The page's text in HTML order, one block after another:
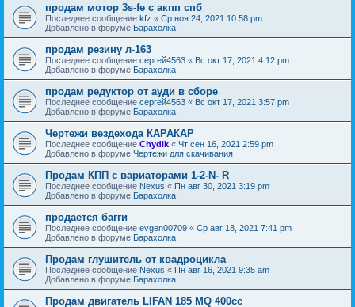
продам мотор 3s-fe c акпп спб
Последнее сообщение kfz « Ср ноя 24, 2021 10:58 pm
Добавлено в форуме Барахолка
продам резину л-163
Последнее сообщение сергей4563 « Вс окт 17, 2021 4:12 pm
Добавлено в форуме Барахолка
продам редуктор от ауди в сборе
Последнее сообщение сергей4563 « Вс окт 17, 2021 3:57 pm
Добавлено в форуме Барахолка
Чертежи вездехода КАРАКАР
Последнее сообщение Chydik « Чт сен 16, 2021 2:59 pm
Добавлено в форуме Чертежи для скачивания
Продам КПП с вариаторами 1-2-N- R
Последнее сообщение Nexus « Пн авг 30, 2021 3:19 pm
Добавлено в форуме Барахолка
продается багги
Последнее сообщение evgen00709 « Ср авг 18, 2021 7:41 pm
Добавлено в форуме Барахолка
Продам глушитель от квадроцикла
Последнее сообщение Nexus « Пн авг 16, 2021 9:35 am
Добавлено в форуме Барахолка
Продам двигатель LIFAN 185 MQ 400cc